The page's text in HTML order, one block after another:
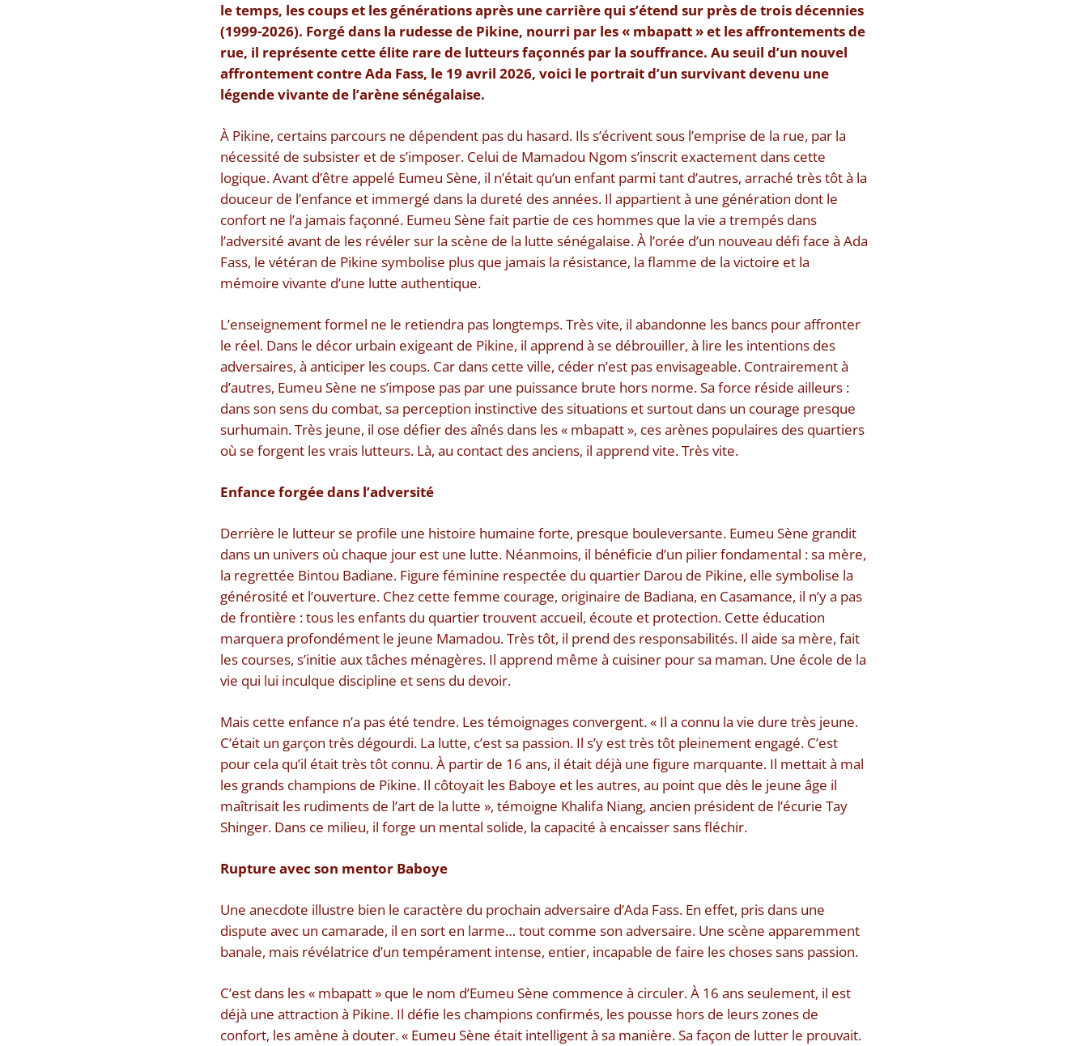
le temps, les coups et les générations après une carrière qui s’étend sur près de trois décennies
(1999-2026). Forgé dans la rudesse de Pikine, nourri par les « mbapatt » et les affrontements de
rue, il représente cette élite rare de lutteurs façonnés par la souffrance. Au seuil d’un nouvel
affrontement contre Ada Fass, le 19 avril 2026, voici le portrait d’un survivant devenu une
légende vivante de l’arène sénégalaise.
À Pikine, certains parcours ne dépendent pas du hasard. Ils s’écrivent sous l’emprise de la rue, par la
nécessité de subsister et de s’imposer. Celui de Mamadou Ngom s’inscrit exactement dans cette
logique. Avant d’être appelé Eumeu Sène, il n’était qu’un enfant parmi tant d’autres, arraché très tôt à la
douceur de l’enfance et immergé dans la dureté des années. Il appartient à une génération dont le
confort ne l’a jamais façonné. Eumeu Sène fait partie de ces hommes que la vie a trempés dans
l’adversité avant de les révéler sur la scène de la lutte sénégalaise. À l’orée d’un nouveau défi face à Ada
Fass, le vétéran de Pikine symbolise plus que jamais la résistance, la flamme de la victoire et la
mémoire vivante d’une lutte authentique.
L’enseignement formel ne le retiendra pas longtemps. Très vite, il abandonne les bancs pour affronter
le réel. Dans le décor urbain exigeant de Pikine, il apprend à se débrouiller, à lire les intentions des
adversaires, à anticiper les coups. Car dans cette ville, céder n’est pas envisageable. Contrairement à
d’autres, Eumeu Sène ne s’impose pas par une puissance brute hors norme. Sa force réside ailleurs :
dans son sens du combat, sa perception instinctive des situations et surtout dans un courage presque
surhumain. Très jeune, il ose défier des aînés dans les « mbapatt », ces arènes populaires des quartiers
où se forgent les vrais lutteurs. Là, au contact des anciens, il apprend vite. Très vite.
Enfance forgée dans l’adversité
Derrière le lutteur se profile une histoire humaine forte, presque bouleversante. Eumeu Sène grandit
dans un univers où chaque jour est une lutte. Néanmoins, il bénéficie d’un pilier fondamental : sa mère,
la regrettée Bintou Badiane. Figure féminine respectée du quartier Darou de Pikine, elle symbolise la
générosité et l’ouverture. Chez cette femme courage, originaire de Badiana, en Casamance, il n’y a pas
de frontière : tous les enfants du quartier trouvent accueil, écoute et protection. Cette éducation
marquera profondément le jeune Mamadou. Très tôt, il prend des responsabilités. Il aide sa mère, fait
les courses, s’initie aux tâches ménagères. Il apprend même à cuisiner pour sa maman. Une école de la
vie qui lui inculque discipline et sens du devoir.
Mais cette enfance n’a pas été tendre. Les témoignages convergent. « Il a connu la vie dure très jeune.
C’était un garçon très dégourdi. La lutte, c’est sa passion. Il s’y est très tôt pleinement engagé. C’est
pour cela qu’il était très tôt connu. À partir de 16 ans, il était déjà une figure marquante. Il mettait à mal
les grands champions de Pikine. Il côtoyait les Baboye et les autres, au point que dès le jeune âge il
maîtrisait les rudiments de l’art de la lutte », témoigne Khalifa Niang, ancien président de l’écurie Tay
Shinger. Dans ce milieu, il forge un mental solide, la capacité à encaisser sans fléchir.
Rupture avec son mentor Baboye
Une anecdote illustre bien le caractère du prochain adversaire d’Ada Fass. En effet, pris dans une
dispute avec un camarade, il en sort en larme… tout comme son adversaire. Une scène apparemment
banale, mais révélatrice d’un tempérament intense, entier, incapable de faire les choses sans passion.
C’est dans les « mbapatt » que le nom d’Eumeu Sène commence à circuler. À 16 ans seulement, il est
déjà une attraction à Pikine. Il défie les champions confirmés, les pousse hors de leurs zones de
confort, les amène à douter. « Eumeu Sène était intelligent à sa manière. Sa façon de lutter le prouvait.